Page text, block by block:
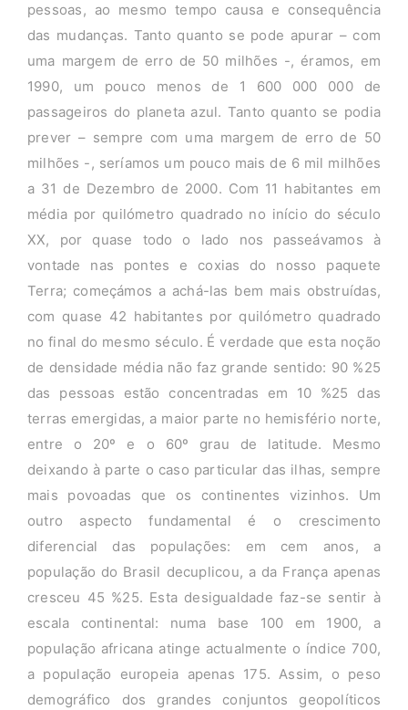
pessoas, ao mesmo tempo causa e consequência
das mudanças. Tanto quanto se pode apurar – com
uma margem de erro de 50 milhões -, éramos, em
1990, um pouco menos de 1 600 000 000 de
passageiros do planeta azul. Tanto quanto se podia
prever – sempre com uma margem de erro de 50
milhões -, seríamos um pouco mais de 6 mil milhões
a 31 de Dezembro de 2000. Com 11 habitantes em
média por quilómetro quadrado no início do século
XX, por quase todo o lado nos passeávamos à
vontade nas pontes e coxias do nosso paquete
Terra; começámos a achá-las bem mais obstruídas,
com quase 42 habitantes por quilómetro quadrado
no final do mesmo século. É verdade que esta noção
de densidade média não faz grande sentido: 90 %25
das pessoas estão concentradas em 10 %25 das
terras emergidas, a maior parte no hemisfério norte,
entre o 20º e o 60º grau de latitude. Mesmo
deixando à parte o caso particular das ilhas, sempre
mais povoadas que os continentes vizinhos. Um
outro aspecto fundamental é o crescimento
diferencial das populações: em cem anos, a
população do Brasil decuplicou, a da França apenas
cresceu 45 %25. Esta desigualdade faz-se sentir à
escala continental: numa base 100 em 1900, a
população africana atinge actualmente o índice 700,
a população europeia apenas 175. Assim, o peso
demográfico dos grandes conjuntos geopolíticos